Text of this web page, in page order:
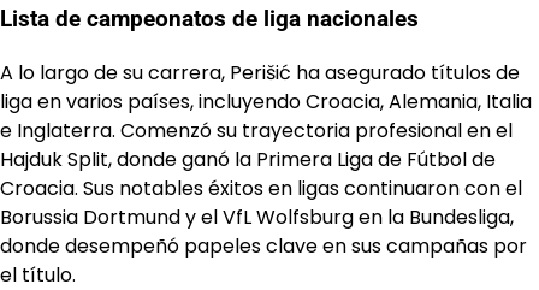
Lista de campeonatos de liga nacionales
A lo largo de su carrera, Perišić ha asegurado títulos de
liga en varios países, incluyendo Croacia, Alemania, Italia
e Inglaterra. Comenzó su trayectoria profesional en el
Hajduk Split, donde ganó la Primera Liga de Fútbol de
Croacia. Sus notables éxitos en ligas continuaron con el
Borussia Dortmund y el VfL Wolfsburg en la Bundesliga,
donde desempeñó papeles clave en sus campañas por
el título.